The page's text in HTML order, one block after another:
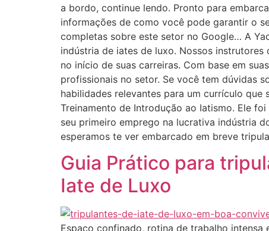
a bordo, continue lendo. Pronto para
informações de como você pode garantir o
completas sobre este setor no Google… A
indústria de iates de luxo. Nossos
no início de suas carreiras. Com base em
profissionais no setor. Se você tem dúvidas
habilidades relevantes para um currículo
Treinamento de Introdução ao Iatismo. Ele
seu primeiro emprego na lucrativa indústria
esperamos te ver embarcado em breve
Guia Prático para
Iate de Luxo
Espaço confinado, rotina de trabalho